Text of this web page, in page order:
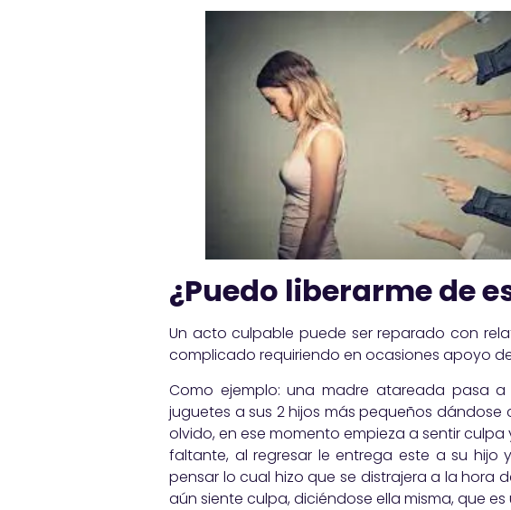
¿Puedo liberarme de
Un acto culpable puede ser reparado con
complicado requiriendo en ocasiones apoyo
Como ejemplo: una madre atareada pasa
juguetes a sus 2 hijos más pequeños
olvido, en ese momento empieza a sentir
faltante, al regresar le entrega este a su
pensar lo cual hizo que se distrajera a la hora
aún siente culpa, diciéndose ella misma, que